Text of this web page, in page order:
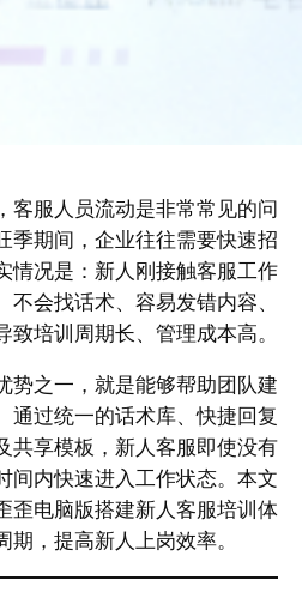
客服人员流动是非常常见的问
季期间，企业往往需要快速招
情况是：新人刚接触客服工作
会找话术、容易发错内容、
培训周期长、管理成本高。
势之一，就是能够帮助团队建
通过统一的话术库、快捷回复
共享模板，新人客服即使没有
间内快速进入工作状态。本文
歪电脑版搭建新人客服培训体
，提高新人上岗效率。